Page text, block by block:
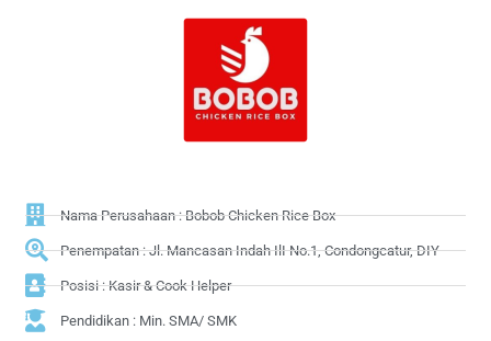
Nama Perusahaan : Bobob Chicken Rice Box
Penempatan : Jl. Mancasan Indah IlI No.1, Condongcatur, DIY
Posisi : Kasir & Cook Helper
Pendidikan : Min. SMA/ SMK